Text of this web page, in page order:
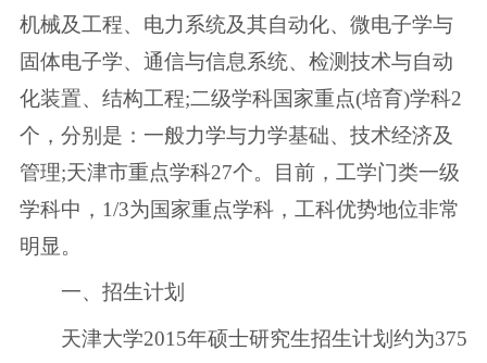
机械及工程、电力系统及其自动化、微电子学与
固体电子学、通信与信息系统、检测技术与自动
化装置、结构工程;二级学科国家重点(培育)学科2
个，分别是：一般力学与力学基础、技术经济及
管理;天津市重点学科27个。目前，工学门类一级
学科中，1/3为国家重点学科，工科优势地位非常
明显。
一、招生计划
天津大学2015年硕士研究生招生计划约为375